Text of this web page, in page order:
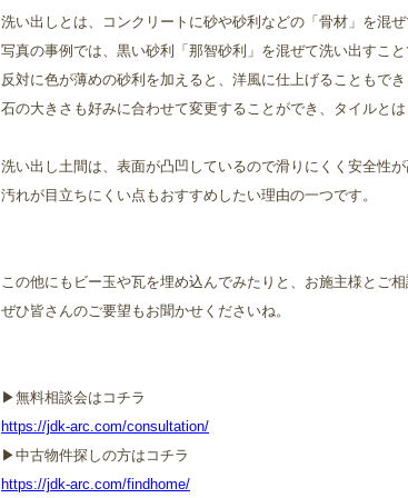
洗い出しとは、コンクリートに砂や砂利などの「骨材」を混
写真の事例では、黒い砂利「那智砂利」を混ぜて洗い出すこ
反対に色が薄めの砂利を加えると、洋風に仕上げることもでき
石の大きさも好みに合わせて変更することができ、タイルと
洗い出し土間は、表面が凸凹しているので滑りにくく安全性が
汚れが目立ちにくい点もおすすめしたい理由の一つです。
この他にもビー玉や瓦を埋め込んでみたりと、お施主様とご
ぜひ皆さんのご要望もお聞かせくださいね。
▶︎無料相談会はコチラ
https://jdk-arc.com/consultation/
▶︎中古物件探しの方はコチラ
https://jdk-arc.com/findhome/